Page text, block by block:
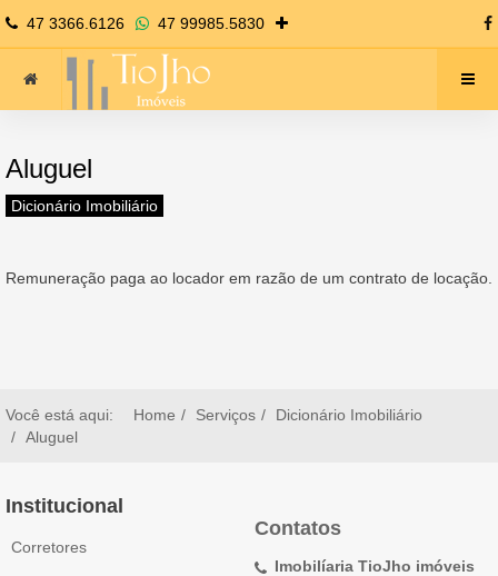
47 3366.6126 47 99985.5830
Aluguel
Dicionário Imobiliário
Remuneração paga ao locador em razão de um contrato de locação.
Você está aqui: Home Serviços
Dicionário Imobiliário
Aluguel
Institucional
Corretores
Contatos
Imobilíaria TioJho imóveis